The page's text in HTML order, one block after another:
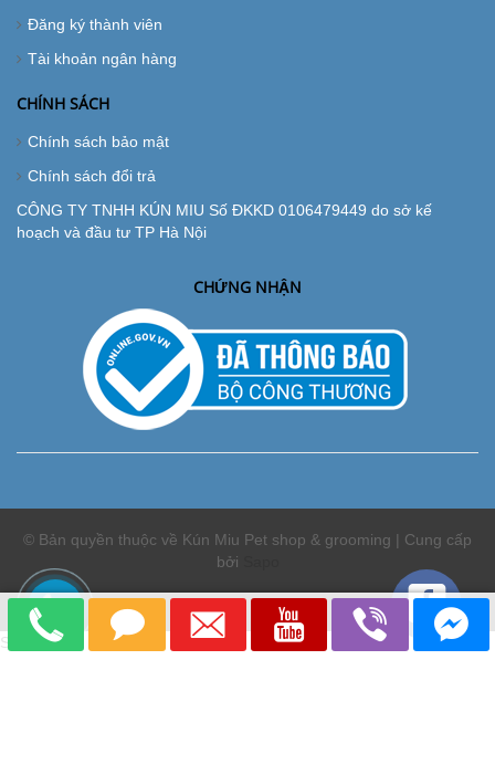
Đăng ký thành viên
Tài khoản ngân hàng
CHÍNH SÁCH
Chính sách bảo mật
Chính sách đổi trả
CÔNG TY TNHH KÚN MIU Số ĐKKD 0106479449 do sở kế
hoạch và đầu tư TP Hà Nội
CHỨNG NHẬN
© Bản quyền thuộc về Kún Miu Pet shop & grooming | Cung cấp
bởi
So sánh